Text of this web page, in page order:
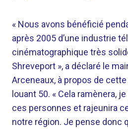
« Nous avons bénéficié
après 2005 d’une industrie
cinématographique très
Shreveport », a déclaré le
Arceneaux, à propos de
louant 50. « Cela ramènera,
ces personnes et rajeunira
notre région. Je pense donc